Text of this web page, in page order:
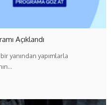
Açıklandı
yanından yapımlarla